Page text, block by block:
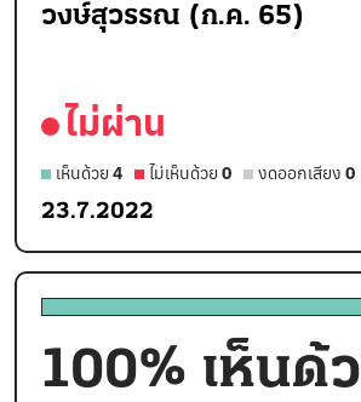
วงษ์สุวรรณ (ก.ค. 65)
ไม่ผ่าน
เห็นด้วย 4 ไม่เห็นด้วย 0 งดออกเสียง 0
23.7.2022
100% เห็นด้